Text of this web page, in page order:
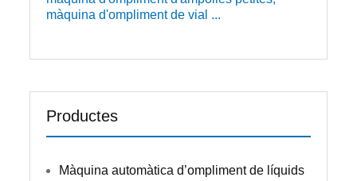
màquina d'ompliment de vial ...
Productes
Màquina automàtica d’ompliment de líquids